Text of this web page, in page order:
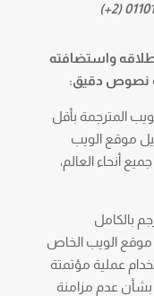
واستضافته
نصوص دقيق:
المترجمة بأقل
موقع الويب
أنحاء العالم،
بالكامل
موقع الويب الخاص
عملية مؤتمتة
بشأن عدم مزامنة